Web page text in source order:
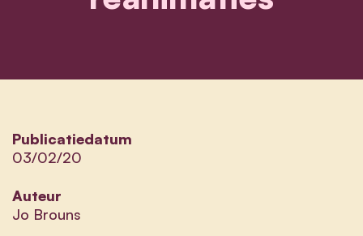
Publicatiedatum
03/02/20
Auteur
Jo Brouns